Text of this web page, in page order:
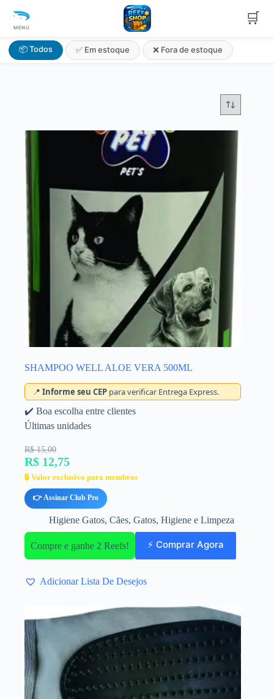
MENU
🛒
📦 Todos ✅ Em estoque ❌ Fora de estoque
SHAMPOO WELL ALOE VERA 500ML
📍 Informe seu CEP para verificar Entrega Express.
✔️ Boa escolha entre clientes
Últimas unidades
R$ 15,00
R$ 12,75
🔒 Valor exclusivo para membros
👉 Assinar Club Pro
Higiene Gatos, Cães, Gatos, Higiene e Limpeza
Compre e ganhe 2 Reefs! ⚡ Comprar Agora
Adicionar Lista De Desejos